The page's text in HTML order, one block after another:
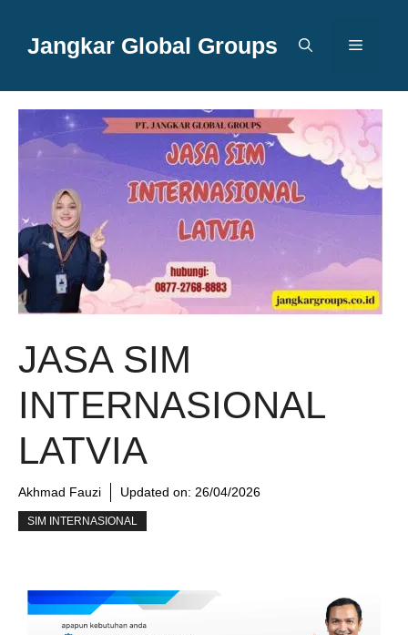
Jangkar Global Groups Menu
JASA SIM
INTERNASIONAL
LATVIA
Akhmad Fauzi Updated on: 26/04/2026
SIM INTERNASIONAL